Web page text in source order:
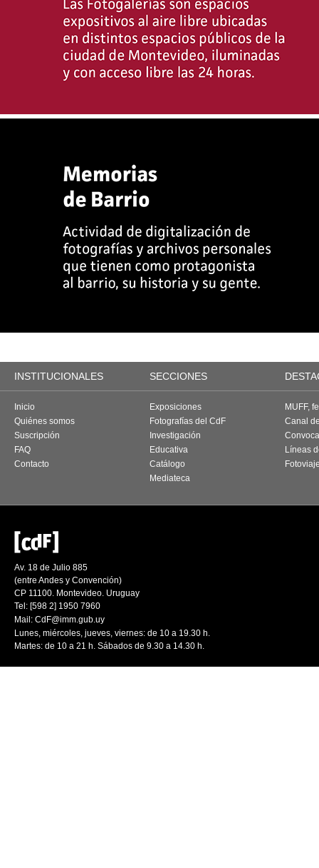
INSTITUCIONALES SECCIONES
Inicio
Quiénes somos
Suscripción
FAQ
Contacto
Exposiciones
Fotografías del CdF
Investigación
Educativa
Catálogo
Mediateca
MUFF,
Canal
Líneas
Av. 18 de Julio 885
(entre Andes y Convención)
CP 11100. Montevideo. Uruguay
Tel: [598 2] 1950 7960
Mail: CdF@imm.gub.uy
Lunes, miércoles, jueves, viernes: de 10 a 19.30 h.
Martes: de 10 a 21 h. Sábados de 9.30 a 14.30 h.